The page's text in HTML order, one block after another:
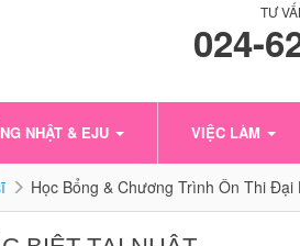
TƯ
024-
NHẬT & EJU VIỆC LÀM
Học Bổng & Chương Trình Ôn Thi